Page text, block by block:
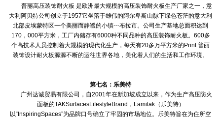
普丽高压装饰耐火板 是欧洲最大规模的高压装饰耐火板生产厂家之一，意
大利阿贝特公司创立于1957它坐落于雄伟的阿尔卑斯山脉下绿色苍茫的意大利
北部皮埃蒙特区一个美丽而静谧的小镇---布拉市。公司生产基地总面积达到
170，000平方米，工厂内储存有6000种不同品种的高压装饰耐火板。600多
个高技术人员控制着大规模的现代化生产，每天有20多万平方米的Print 普丽
装饰设计耐火板源源不断的运往世界各地，美化着人们的生活和工作环境。
第七名：乐美特
广州达诚贸易有限公司，自2001年在新加坡成立以来，作为生产高压防火
面板的TAKSurfacesLifestyleBrand，Lamitak（乐美特）
以“InspiringSpaces”为品牌口号确立了牢固的市场地位。乐美特旨在为住所空